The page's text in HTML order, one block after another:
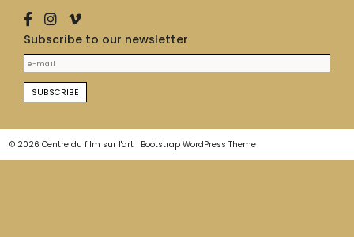
Subscribe to our newsletter
© 2026 Centre du film sur l'art | Bootstrap WordPress Theme